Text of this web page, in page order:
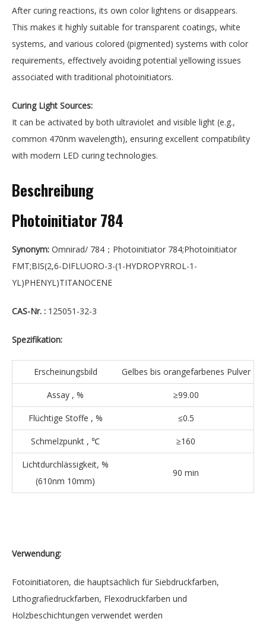
After curing reactions, its own color lightens or disappears.
This makes it highly suitable for transparent coatings, white
systems, and various colored (pigmented) systems with color
requirements, effectively avoiding potential yellowing issues
associated with traditional photoinitiators.
Curing Light Sources:
It can be activated by both ultraviolet and visible light (e.g.,
common 470nm wavelength), ensuring excellent compatibility
with modern LED curing technologies.
Beschreibung
Photoinitiator 784
Synonym: Omnirad/ 784；Photoinitiator 784;Photoinitiator
FMT;BIS(2,6-DIFLUORO-3-(1-HYDROPYRROL-1-
YL)PHENYL)TITANOCENE
CAS-Nr. : 125051-32-3
Spezifikation:
Erscheinungsbild Gelbes bis orangefarbenes Pulver
Assay , % ≥99.00
Flüchtige Stoffe , % ≤0.5
Schmelzpunkt , ℃ ≥160
Lichtdurchlässigkeit, %
(610nm 10mm)
90 min
Verwendung:
Fotoinitiatoren, die hauptsächlich für Siebdruckfarben,
Lithografiedruckfarben, Flexodruckfarben und
Holzbeschichtungen verwendet werden